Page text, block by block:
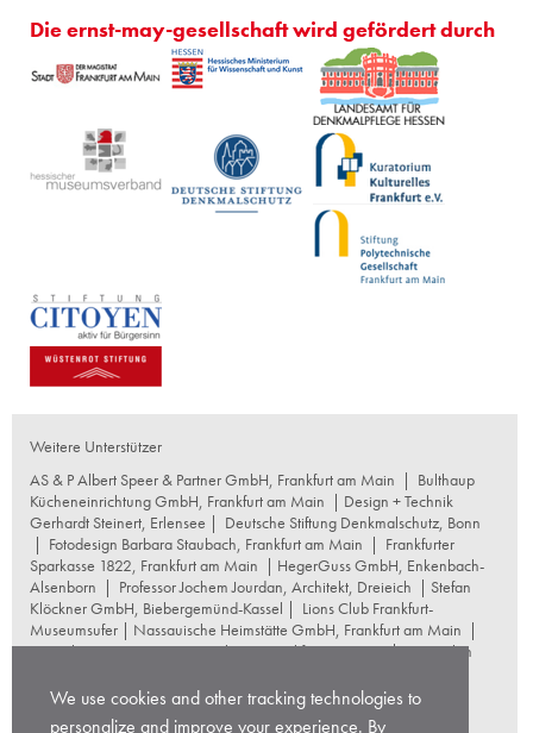
We use cookies and other tracking technologies to
personalize and improve your experience. By
Die ernst-may-gesellschaft wird gefördert durch
Weitere Unterstützer
AS & P Albert Speer & Partner GmbH, Frankfurt am Main | Bulthaup
Kücheneinrichtung GmbH, Frankfurt am Main | Design + Technik
Gerhardt Steinert, Erlensee | Deutsche Stiftung Denkmalschutz, Bonn
| Fotodesign Barbara Staubach, Frankfurt am Main | Frankfurter
Sparkasse 1822, Frankfurt am Main | HegerGuss GmbH, Enkenbach-
Alsenborn | Professor Jochem Jourdan, Architekt, Dreieich | Stefan
Klöckner GmbH, Biebergemünd-Kassel | Lions Club Frankfurt-
Museumsufer | Nassauische Heimstätte GmbH, Frankfurt am Main |
Naumburg Restaurierungswerkstatt, Frankfurt am Main|Reproplan
Landschaftsbau GmbH+Co KG, Frankfurt am Main|
schneider+schumacher Architekten, Frankfurt am Main